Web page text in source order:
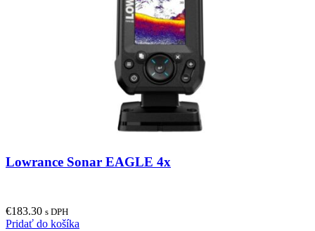
Lowrance Sonar EAGLE 4x
€183.30 s DPH
Pridať do košíka